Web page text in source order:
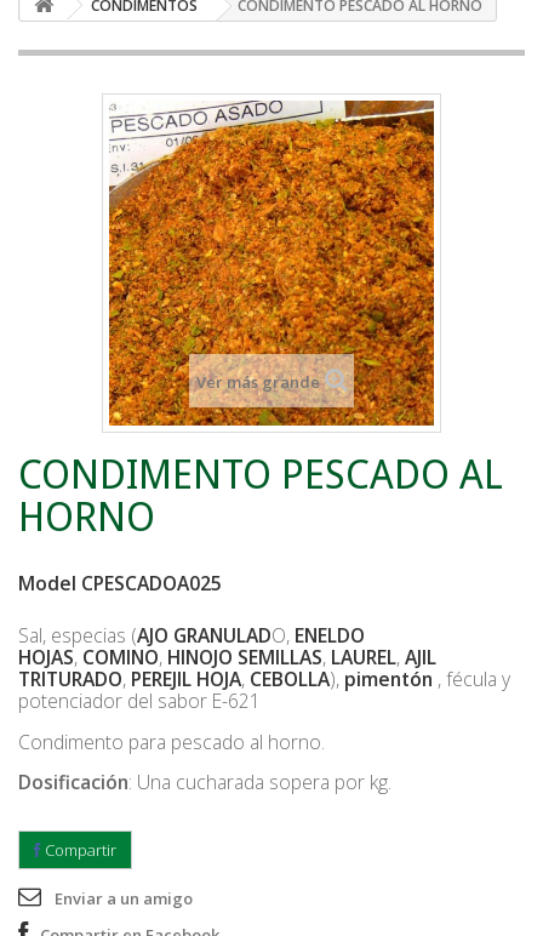
CONDIMENTOS CONDIMENTO PESCADO AL HORNO
Ver más grande
CONDIMENTO PESCADO AL
HORNO
Model CPESCADOA025
Sal, especias (AJO GRANULADO, ENELDO
HOJAS, COMINO, HINOJO SEMILLAS, LAUREL,AJIL
TRITURADO, PEREJIL HOJA, CEBOLLA), pimentón , fécula y
potenciador del sabor E-621
Condimento para pescado al horno.
Dosificación: Una cucharada sopera por kg.
Compartir
Enviar a un amigo